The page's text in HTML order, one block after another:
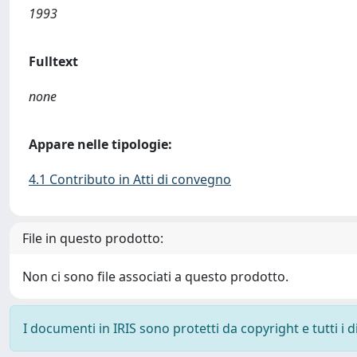
1993
Fulltext
none
Appare nelle tipologie:
4.1 Contributo in Atti di convegno
File in questo prodotto:
Non ci sono file associati a questo prodotto.
I documenti in IRIS sono protetti da copyright e tutti i